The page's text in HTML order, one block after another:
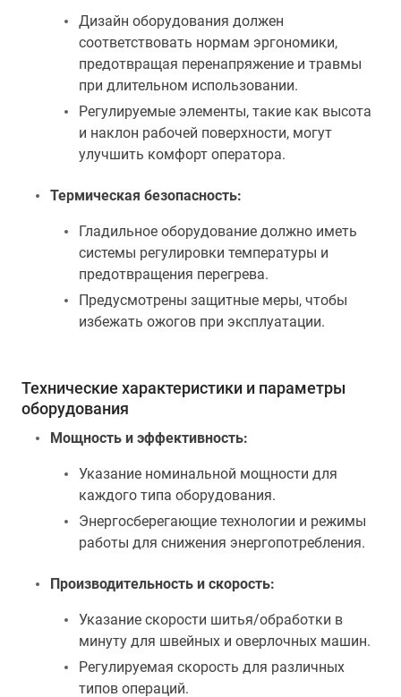
Дизайн оборудования должен
соответствовать нормам эргономики,
предотвращая перенапряжение и травмы
при длительном использовании.
Регулируемые элементы, такие как высота
и наклон рабочей поверхности, могут
улучшить комфорт оператора.
Термическая безопасность:
Гладильное оборудование должно иметь
системы регулировки температуры и
предотвращения перегрева.
Предусмотрены защитные меры, чтобы
избежать ожогов при эксплуатации.
Технические характеристики и параметры
оборудования
Мощность и эффективность:
Указание номинальной мощности для
каждого типа оборудования.
Энергосберегающие технологии и режимы
работы для снижения энергопотребления.
Производительность и скорость:
Указание скорости шитья/обработки в
минуту для швейных и оверлочных машин.
Регулируемая скорость для различных
типов операций.